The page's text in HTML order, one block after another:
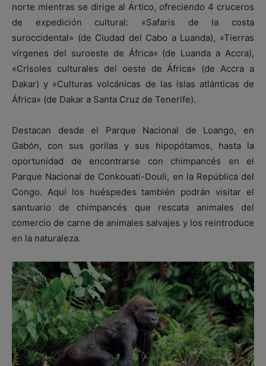
norte mientras se dirige al Ártico, ofreciendo 4 cruceros
de expedición cultural: «Safaris de la costa
suroccidental» (de Ciudad del Cabo a Luanda), «Tierras
vírgenes del suroeste de África» (de Luanda a Accra),
«Crisoles culturales del oeste de África» (de Accra a
Dakar) y «Culturas volcánicas de las islas atlánticas de
África» (de Dakar a Santa Cruz de Tenerife).
Destacan desde el Parque Nacional de Loango, en
Gabón, con sus gorilas y sus hipopótamos, hasta la
oportunidad de encontrarse con chimpancés en el
Parque Nacional de Conkouati-Douli, en la República del
Congo. Aquí los huéspedes también podrán visitar el
santuario de chimpancés que rescata animales del
comercio de carne de animales salvajes y los reintroduce
en la naturaleza.